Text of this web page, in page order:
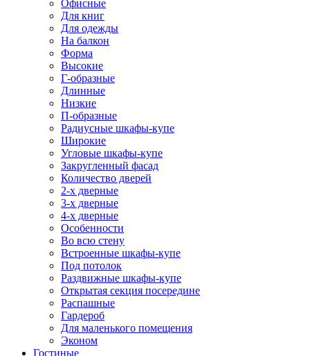
Офисные
Для книг
Для одежды
На балкон
Форма
Высокие
Г-образные
Длинные
Низкие
П-образные
Радиусные шкафы-купе
Широкие
Угловые шкафы-купе
Закругленный фасад
Количество дверей
2-х дверные
3-х дверные
4-х дверные
Особенности
Во всю стену
Встроенные шкафы-купе
Под потолок
Раздвижные шкафы-купе
Открытая секция посередине
Распашные
Гардероб
Для маленького помещения
Эконом
Гостиные